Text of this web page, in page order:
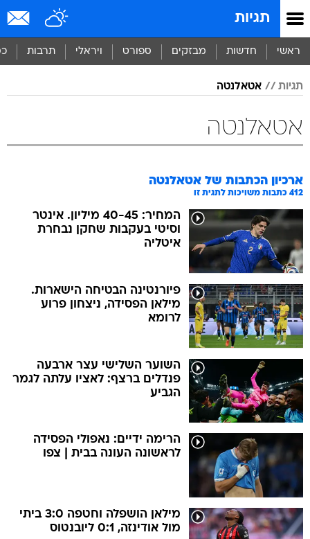
תגיות
ראשי חדשות מבזקים ספורט ויראלי תרבות
תגיות אטאלנטה
אטאלנטה
ארכיון הכתבות של אטאלנטה
412 כתבות משויכות לתגית זו
המחיר: 40-45 מיליון. אינטר
וסיטי בעקבות שחקן נבחרת
איטליה
פיורנטינה הבטיחה הישארות.
מילאן הפסידה, ניצחון פרוע
לרומא
השוער השלישי עצר ארבעה
פנדלים ברצף: לאציו עלתה לגמר
הגביע
הרימה ידיים: נאפולי הפסידה
לראשונה העונה בבית | צפו
מילאן הושפלה וחטפה 3:0 ביתי
מול אודינזה, 0:1 ליובנטוס